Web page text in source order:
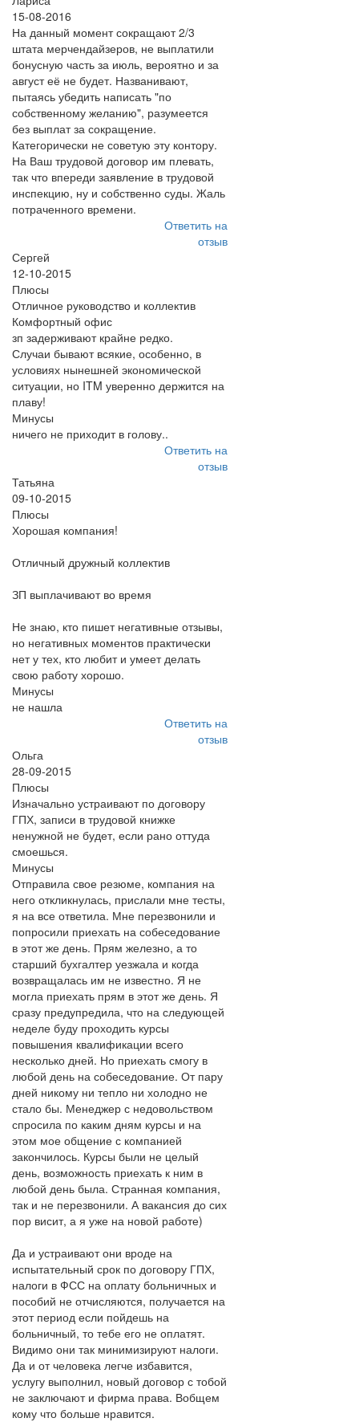
15-08-2016
На данный момент сокращают 2/3
штата мерчендайзеров, не выплатили
бонусную часть за июль, вероятно и за
август её не будет. Названивают,
пытаясь убедить написать "по
собственному желанию", разумеется
без выплат за сокращение.
Категорически не советую эту контору.
На Ваш трудовой договор им плевать,
так что впереди заявление в трудовой
инспекцию, ну и собственно суды. Жаль
потраченного времени.
Ответить на
отзыв
Сергей
12-10-2015
Плюсы
Отличное руководство и коллектив
Комфортный офис
зп задерживают крайне редко.
Случаи бывают всякие, особенно, в
условиях нынешней экономической
ситуации, но ITM уверенно держится на
плаву!
Минусы
ничего не приходит в голову..
Ответить на
отзыв
Татьяна
09-10-2015
Плюсы
Хорошая компания!
Отличный дружный коллектив
ЗП выплачивают во время
Не знаю, кто пишет негативные отзывы,
но негативных моментов практически
нет у тех, кто любит и умеет делать
свою работу хорошо.
Минусы
не нашла
Ответить на
отзыв
Ольга
28-09-2015
Плюсы
Изначально устраивают по договору
ГПХ, записи в трудовой книжке
ненужной не будет, если рано оттуда
смоешься.
Минусы
Отправила свое резюме, компания на
него откликнулась, прислали мне тесты,
я на все ответила. Мне перезвонили и
попросили приехать на собеседование
в этот же день. Прям железно, а то
старший бухгалтер уезжала и когда
возвращалась им не известно. Я не
могла приехать прям в этот же день. Я
сразу предупредила, что на следующей
неделе буду проходить курсы
повышения квалификации всего
несколько дней. Но приехать смогу в
любой день на собеседование. От пару
дней никому ни тепло ни холодно не
стало бы. Менеджер с недовольством
спросила по каким дням курсы и на
этом мое общение с компанией
закончилось. Курсы были не целый
день, возможность приехать к ним в
любой день была. Странная компания,
так и не перезвонили. А вакансия до сих
пор висит, а я уже на новой работе)
Да и устраивают они вроде на
испытательный срок по договору ГПХ,
налоги в ФСС на оплату больничных и
пособий не отчисляются, получается на
этот период если пойдешь на
больничный, то тебе его не оплатят.
Видимо они так минимизируют налоги.
Да и от человека легче избавится,
услугу выполнил, новый договор с тобой
не заключают и фирма права. Вобщем
кому что больше нравится.